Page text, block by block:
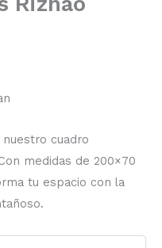
cuadro
medidas de 200×70
tu espacio con la